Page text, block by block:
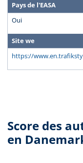
Pays de l'EASA
Oui
Site we
https://
Score des
en